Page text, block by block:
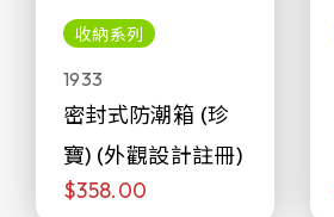
收納系列
1933
密封式防潮箱 (珍
寶) (外觀設計註冊)
$358.00